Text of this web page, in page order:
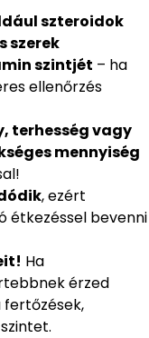
szteroidok
szerek
szintjét – ha
ellenőrzés
terhesség vagy
mennyiség
, ezért
étkezéssel bevenni
Ha
érzed
fertőzések,